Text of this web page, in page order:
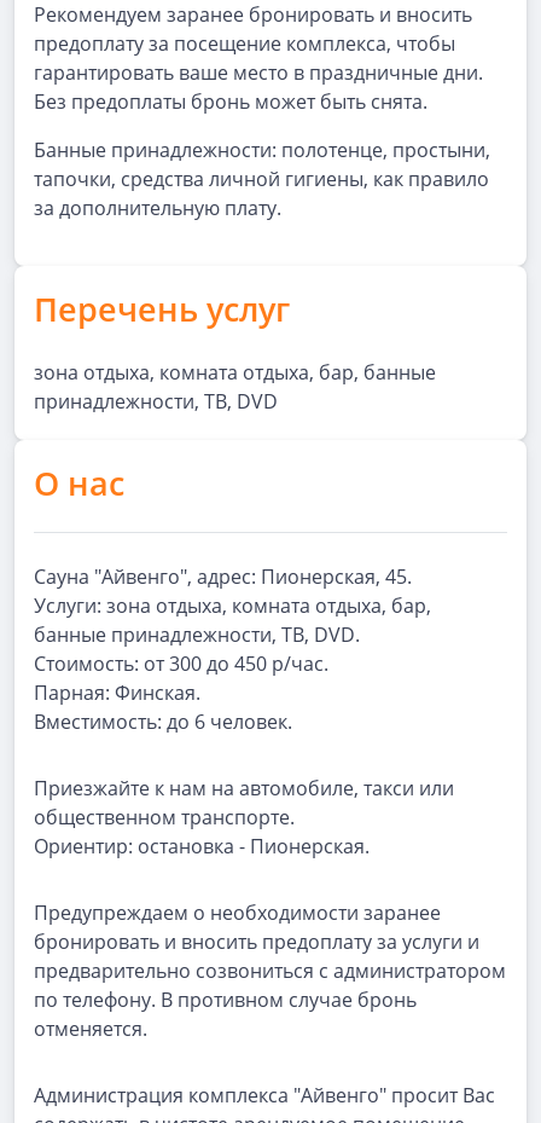
Рекомендуем заранее бронировать и вносить
предоплату за посещение комплекса, чтобы
гарантировать ваше место в праздничные дни.
Без предоплаты бронь может быть снята.
Банные принадлежности: полотенце, простыни,
тапочки, средства личной гигиены, как правило
за дополнительную плату.
Перечень услуг
зона отдыха, комната отдыха, бар, банные
принадлежности, ТВ, DVD
О нас
Сауна "Айвенго", адрес: Пионерская, 45.
Услуги: зона отдыха, комната отдыха, бар,
банные принадлежности, ТВ, DVD.
Стоимость: от 300 до 450 р/час.
Парная: Финская.
Вместимость: до 6 человек.
Приезжайте к нам на автомобиле, такси или
общественном транспорте.
Ориентир: остановка - Пионерская.
Предупреждаем о необходимости заранее
бронировать и вносить предоплату за услуги и
предварительно созвониться с администратором
по телефону. В противном случае бронь
отменяется.
Администрация комплекса "Айвенго" просит Вас